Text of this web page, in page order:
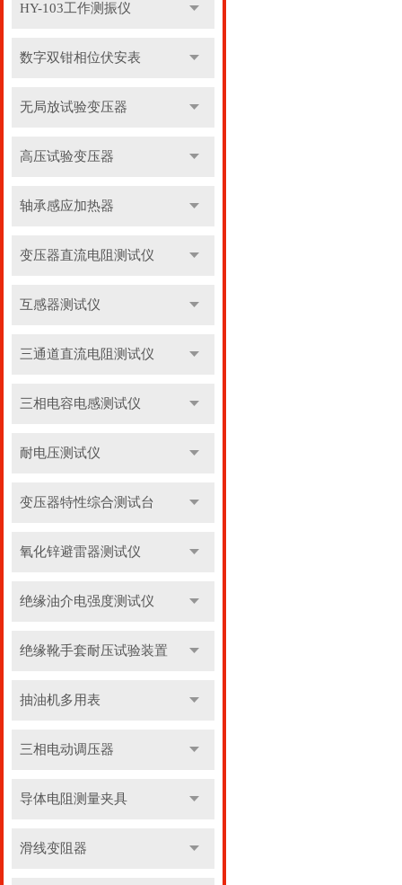
HY-103工作测振仪
数字双钳相位伏安表
无局放试验变压器
高压试验变压器
轴承感应加热器
变压器直流电阻测试仪
互感器测试仪
三通道直流电阻测试仪
三相电容电感测试仪
耐电压测试仪
变压器特性综合测试台
氧化锌避雷器测试仪
绝缘油介电强度测试仪
绝缘靴手套耐压试验装置
抽油机多用表
三相电动调压器
导体电阻测量夹具
滑线变阻器